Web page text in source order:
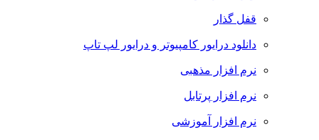
قفل گذار
دانلود درایور کامپیوتر و درایور لپ تاپ
نرم افزار مذهبی
نرم افزار پرتابل
نرم افزار آموزشی